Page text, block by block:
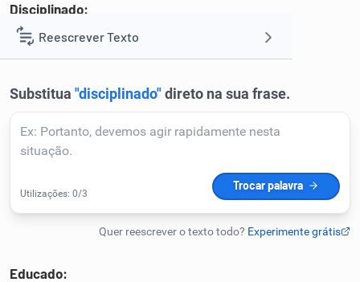
Reescrever Texto
Corrigir Texto
Humanizador de IA
Disciplinado:
1 baseado.
Educado: